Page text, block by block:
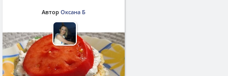
Автор Оксана Б